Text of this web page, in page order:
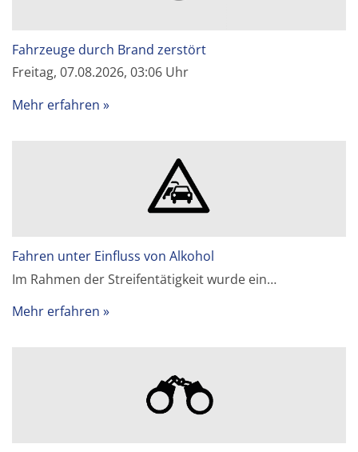
Fahrzeuge durch Brand zerstört
Freitag, 07.08.2026, 03:06 Uhr
Mehr erfahren
Fahren unter Einfluss von Alkohol
Im Rahmen der Streifentätigkeit wurde ein…
Mehr erfahren